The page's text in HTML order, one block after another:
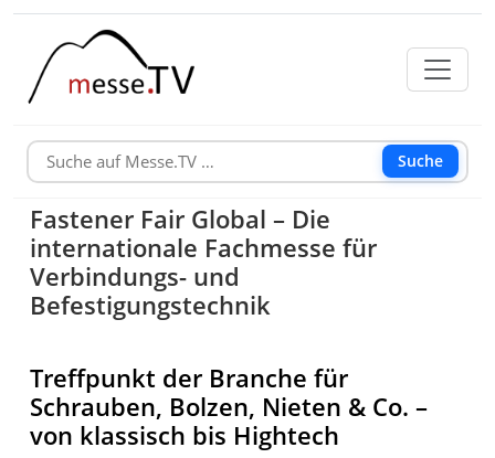
Suche
Fastener Fair Global – Die
internationale Fachmesse für
Verbindungs- und
Befestigungstechnik
Treffpunkt der Branche für
Schrauben, Bolzen, Nieten & Co. –
von klassisch bis Hightech